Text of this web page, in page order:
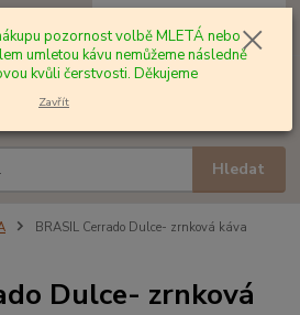
Hledat
za0,00 Kč
BRASIL Cerrado Dulce- zrnková káva
Dulce- zrnková
pozornost volbě MLETÁ nebo
umletou kávu nemůžeme následně
kvůli čerstvosti. Děkujeme
Zavřít